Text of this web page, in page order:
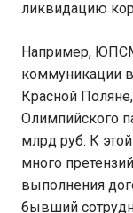
ликвидацию
Например,
коммуникации
Красной
Олимпийского
млрд руб. К
много
выполнения
бывший